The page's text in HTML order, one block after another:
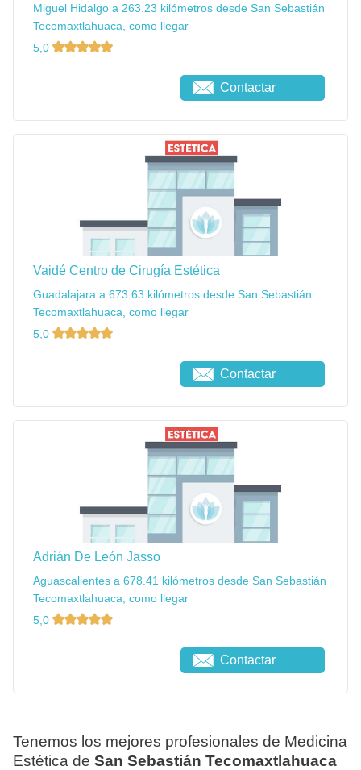
Miguel Hidalgo a 263.23 kilómetros desde San Sebastián
Tecomaxtlahuaca, como llegar
5,0
Contactar
Vaidé Centro de Cirugía Estética
Guadalajara a 673.63 kilómetros desde San Sebastián
Tecomaxtlahuaca, como llegar
5,0
Contactar
Adrián De León Jasso
Aguascalientes a 678.41 kilómetros desde San Sebastián
Tecomaxtlahuaca, como llegar
5,0
Contactar
Tenemos los mejores profesionales de Medicina
Estética de San Sebastián Tecomaxtlahuaca